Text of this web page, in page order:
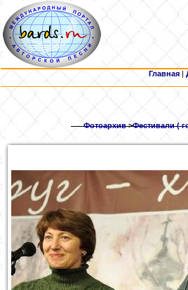
Главная |
Фотоархив>Фестивали (